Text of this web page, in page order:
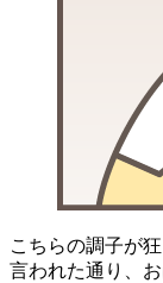
こちらの調子が
言われた通り、